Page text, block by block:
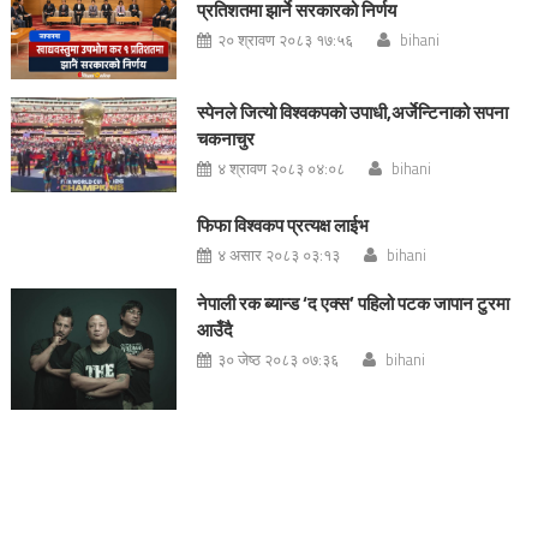
प्रतिशतमा झार्ने सरकारको निर्णय
२० श्रावण २०८३ १७:५६ bihani
स्पेनले जित्यो विश्वकपको उपाधी,अर्जेन्टिनाको सपना
चकनाचुर
४ श्रावण २०८३ ०४:०८ bihani
फिफा विश्वकप प्रत्यक्ष लाईभ
४ असार २०८३ ०३:१३ bihani
नेपाली रक ब्यान्ड ‘द एक्स’ पहिलो पटक जापान टुरमा
आउँदै
३० जेष्ठ २०८३ ०७:३६ bihani